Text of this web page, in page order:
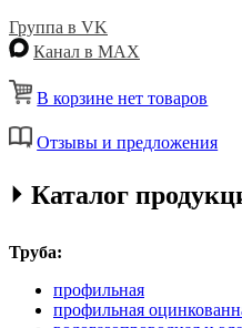
Группа в VK
Канал в MAX
В корзине нет товаров
Отзывы и предложения
⏵ Каталог
Труба:
профильная
профильная